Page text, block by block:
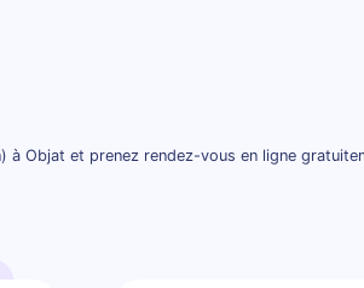
à Objat et prenez rendez-vous en ligne